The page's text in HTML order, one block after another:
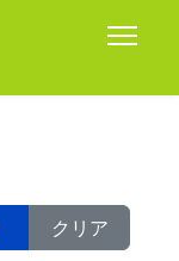
クリア